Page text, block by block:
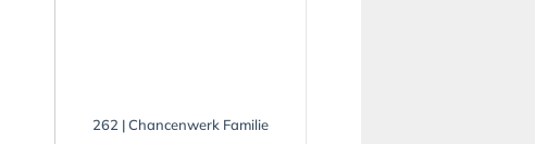
262 | Chancenwerk Familie